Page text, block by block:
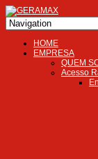
HOME
EMPRESA
QUEM
Acesso